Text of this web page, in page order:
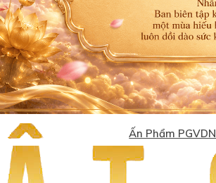
Ấn Phẩm PGVDN